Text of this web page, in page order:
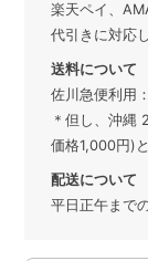
楽天ペイ、
代引きに対応
送料について
佐川急便利用
＊但し、沖縄
価格1,000円)
配送について
平日正午まで